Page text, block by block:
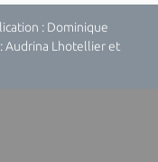
: Dominique
Lhotellier et